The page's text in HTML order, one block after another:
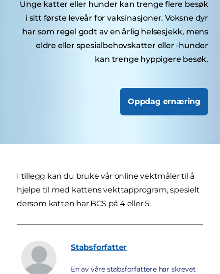
Unge katter eller hunder kan trenge flere besøk
i sitt første leveår for vaksinasjoner. Voksne dyr
har som regel godt av en årlig helsesjekk, mens
eldre eller spesialbehovskatter eller -hunder
kan trenge hyppigere besøk.
Oppdag ernæring
I tillegg kan du bruke vår online vektmåler til å
hjelpe til med kattens vekttapprogram, spesielt
dersom katten har BCS på 4 eller 5.
Stabsforfatter
En av våre stabsforfattere har skrevet